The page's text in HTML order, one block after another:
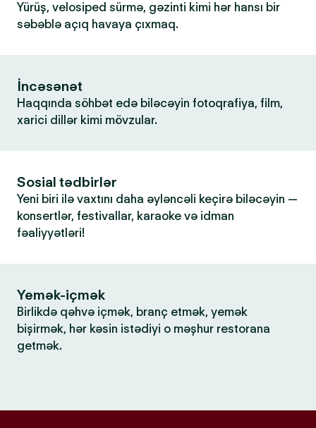
Yürüş, velosiped sürmə, gəzinti kimi hər hansı bir
səbəblə açıq havaya çıxmaq.
İncəsənət
Haqqında söhbət edə biləcəyin fotoqrafiya, film,
xarici dillər kimi mövzular.
Sosial tədbirlər
Yeni biri ilə vaxtını daha əyləncəli keçirə biləcəyin —
konsertlər, festivallar, karaoke və idman
fəaliyyətləri!
Yemək-içmək
Birlikdə qəhvə içmək, branç etmək, yemək
bişirmək, hər kəsin istədiyi o məşhur restorana
getmək.